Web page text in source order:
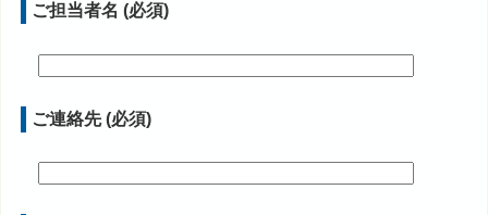
ご担当者名 (必須)
ご連絡先 (必須)